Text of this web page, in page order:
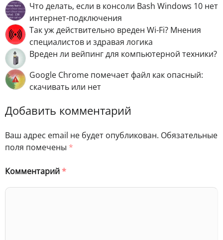
Что делать, если в консоли Bash Windows 10 нет
интернет-подключения
Так уж действительно вреден Wi-Fi? Мнения
специалистов и здравая логика
Вреден ли вейпинг для компьютерной техники?
Google Chrome помечает файл как опасный:
скачивать или нет
Добавить комментарий
Ваш адрес email не будет опубликован. Обязательные
поля помечены *
Комментарий*